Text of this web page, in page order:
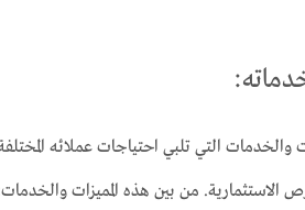
التي تلبي احتياجات عملائه
الاستثمارية. من بين هذه المميزات